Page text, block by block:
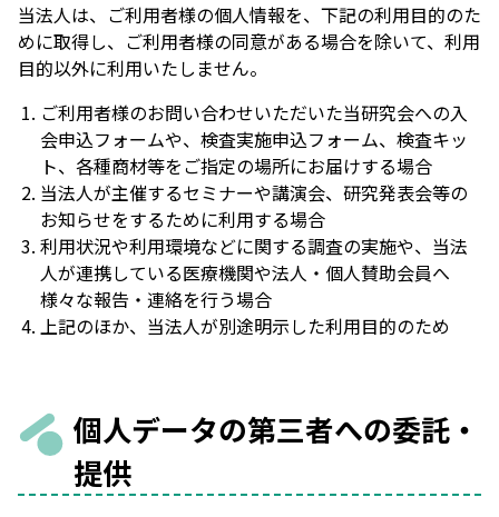
当法人は、ご利用者様の個人情報を、下記の利用目的のた
めに取得し、ご利用者様の同意がある場合を除いて、利用
目的以外に利用いたしません。
ご利用者様のお問い合わせいただいた当研究会への入
会申込フォームや、検査実施申込フォーム、検査キッ
ト、各種商材等をご指定の場所にお届けする場合
当法人が主催するセミナーや講演会、研究発表会等の
お知らせをするために利用する場合
利用状況や利用環境などに関する調査の実施や、当法
人が連携している医療機関や法人・個人賛助会員へ
様々な報告・連絡を行う場合
上記のほか、当法人が別途明示した利用目的のため
個人データの第三者への委託・
提供